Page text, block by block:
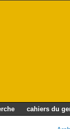
cahiers du